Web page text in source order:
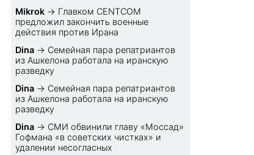
Mikrok → Главком CENTCOM
предложил закончить военные
действия против Ирана
Dina → Семейная пара репатриантов
из Ашкелона работала на иранскую
разведку
Dina → Семейная пара репатриантов
из Ашкелона работала на иранскую
разведку
Dina → СМИ обвинили главу «Моссад»
Гофмана «в советских чистках» и
удалении несогласных